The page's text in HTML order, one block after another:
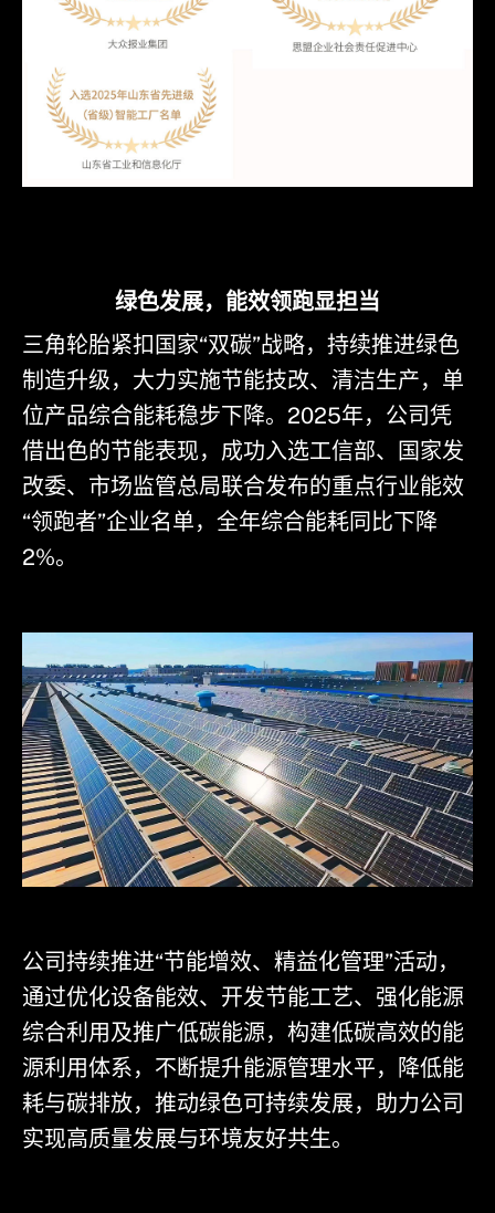
绿色发展，能效领跑显担当
三角轮胎紧扣国家“双碳”战略，持续推进绿色
制造升级，大力实施节能技改、清洁生产，单
位产品综合能耗稳步下降。2025年，公司凭
借出色的节能表现，成功入选工信部、国家发
改委、市场监管总局联合发布的重点行业能效
“领跑者”企业名单，全年综合能耗同比下降
2%。
公司持续推进“节能增效、精益化管理”活动，
通过优化设备能效、开发节能工艺、强化能源
综合利用及推广低碳能源，构建低碳高效的能
源利用体系，不断提升能源管理水平，降低能
耗与碳排放，推动绿色可持续发展，助力公司
实现高质量发展与环境友好共生。